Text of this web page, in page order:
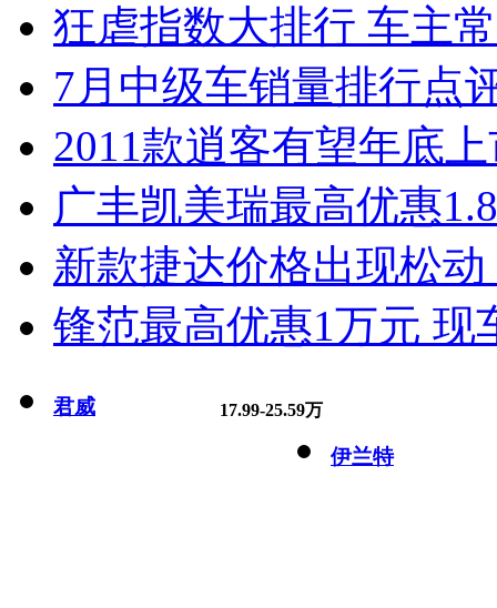
狂虐指数大排行 车主
7月中级车销量排行点
2011款逍客有望年底
广丰凯美瑞最高优惠
新款捷达价格出现松
锋范最高优惠1万元 现
君威 17.99-25.59万
伊兰特